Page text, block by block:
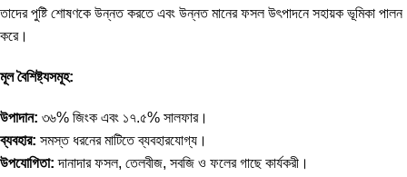
তাদের পুষ্টি শোষণকে উন্নত করতে এবং উন্নত মানের ফসল উৎপাদনে সহায়ক ভূমিকা পালন
করে।
মূল বৈশিষ্ট্যসমূহ:
উপাদান: ৩৬% জিংক এবং ১৭.৫% সালফার।
ব্যবহার: সমস্ত ধরনের মাটিতে ব্যবহারযোগ্য।
উপযোগিতা: দানাদার ফসল, তেলবীজ, সবজি ও ফলের গাছে কার্যকরী।